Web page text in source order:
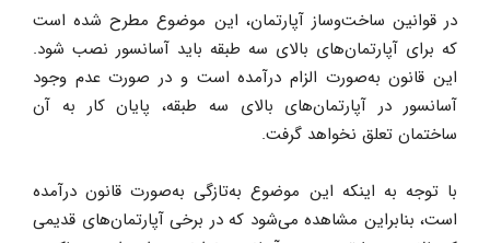
در قوانین ساخت‌وساز آپارتمان، این موضوع مطرح شده است
که برای آپارتمان‌های بالای سه طبقه باید آسانسور نصب شود.
این قانون به‌صورت الزام درآمده است و در صورت عدم وجود
آسانسور در آپارتمان‌های بالای سه طبقه، پایان کار به آن
ساختمان تعلق نخواهد گرفت.
با توجه به اینکه این موضوع به‌تازگی به‌صورت قانون درآمده
است، بنابراین مشاهده می‌شود که در برخی آپارتمان‌های قدیمی